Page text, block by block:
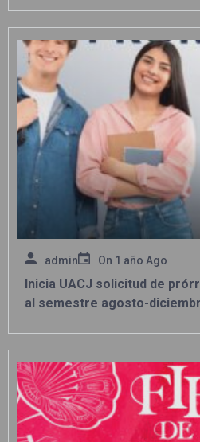
admin On 1 año Ago
Inicia UACJ solicitud de
al semestre agosto-